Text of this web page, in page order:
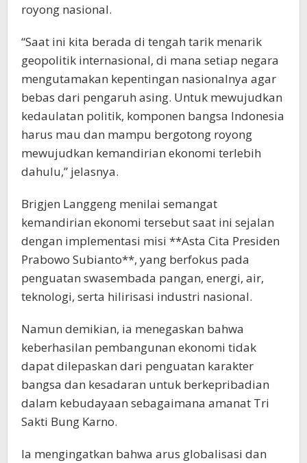
royong nasional.
“Saat ini kita berada di tengah tarik menarik
geopolitik internasional, di mana setiap negara
mengutamakan kepentingan nasionalnya agar
bebas dari pengaruh asing. Untuk mewujudkan
kedaulatan politik, komponen bangsa Indonesia
harus mau dan mampu bergotong royong
mewujudkan kemandirian ekonomi terlebih
dahulu,” jelasnya.
Brigjen Langgeng menilai semangat
kemandirian ekonomi tersebut saat ini sejalan
dengan implementasi misi **Asta Cita Presiden
Prabowo Subianto**, yang berfokus pada
penguatan swasembada pangan, energi, air,
teknologi, serta hilirisasi industri nasional.
Namun demikian, ia menegaskan bahwa
keberhasilan pembangunan ekonomi tidak
dapat dilepaskan dari penguatan karakter
bangsa dan kesadaran untuk berkepribadian
dalam kebudayaan sebagaimana amanat Tri
Sakti Bung Karno.
Ia mengingatkan bahwa arus globalisasi dan